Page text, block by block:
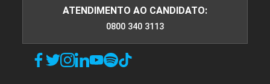
ATENDIMENTO AO CANDIDATO:
0800 340 3113